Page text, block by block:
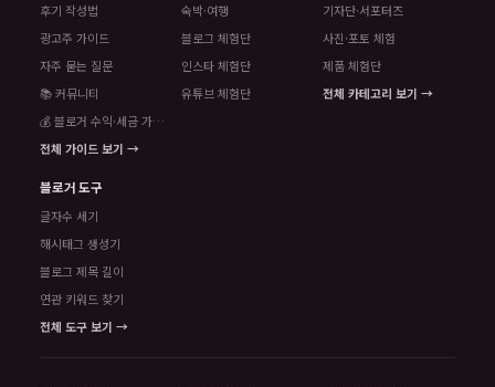
후기 작성법
광고주 가이드
자주 묻는 질문
📚 커뮤니티
💰 블로거 수익·세금 가이드
전체 가이드 보기 →
숙박·여행
블로그 체험단
인스타 체험단
유튜브 체험단
기자단·서포터즈
사진·포토 체험
제품 체험단
전체 카테고리 보기 →
블로거 도구
글자수 세기
해시태그 생성기
블로그 제목 길이
연관 키워드 찾기
전체 도구 보기 →